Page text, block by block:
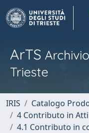
ArTS
Trieste
IRIS
Catalogo
4 Contributo in
4.1 Contributo in